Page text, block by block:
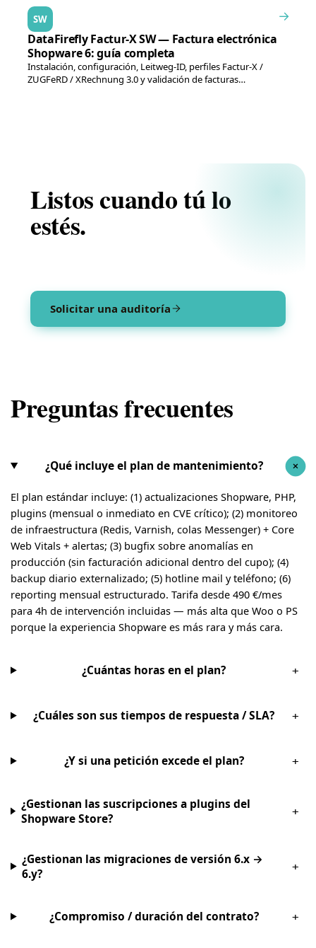
SW
DataFirefly Factur-X SW — Factura electrónica
Shopware 6: guía completa
Instalación, configuración, Leitweg-ID, perfiles Factur-X /
ZUGFeRD / XRechnung 3.0 y validación de facturas
→
Listos cuando tú lo
estés.
Solicitar una auditoría
Preguntas frecuentes
¿Qué incluye el plan de mantenimiento? +
El plan estándar incluye: (1) actualizaciones Shopware, PHP,
plugins (mensual o inmediato en CVE crítico); (2) monitoreo
de infraestructura (Redis, Varnish, colas Messenger) + Core
Web Vitals + alertas; (3) bugfix sobre anomalías en
producción (sin facturación adicional dentro del cupo); (4)
backup diario externalizado; (5) hotline mail y teléfono; (6)
reporting mensual estructurado. Tarifa desde 490 €/mes
para 4h de intervención incluidas — más alta que Woo o PS
porque la experiencia Shopware es más rara y más cara.
¿Cuántas horas en el plan? +
¿Cuáles son sus tiempos de respuesta / SLA? +
¿Y si una petición excede el plan? +
¿Gestionan las suscripciones a plugins del
Shopware Store?
+
¿Gestionan las migraciones de versión 6.x →
6.y?
+
¿Compromiso / duración del contrato? +